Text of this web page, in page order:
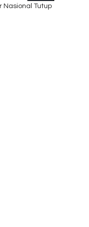
Nasional Tutup